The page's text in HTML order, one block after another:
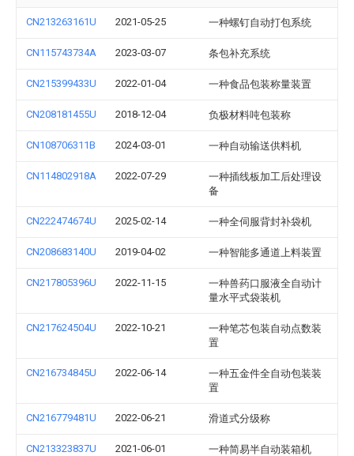
CN213263161U 2021-05-25 一种螺钉自动打包系统
CN115743734A 2023-03-07 条包补充系统
CN215399433U 2022-01-04 一种食品包装称量装置
CN208181455U 2018-12-04 负极材料吨包装称
CN108706311B 2024-03-01 一种自动输送供料机
CN114802918A 2022-07-29
一种插线板加工后处理设
备
CN222474674U 2025-02-14 一种全伺服背封补袋机
CN208683140U 2019-04-02 一种智能多通道上料装置
CN217805396U 2022-11-15
一种兽药口服液全自动计
量水平式袋装机
CN217624504U 2022-10-21
一种笔芯包装自动点数装
置
CN216734845U 2022-06-14
一种五金件全自动包装装
置
CN216779481U 2022-06-21 滑道式分级称
CN213323837U 2021-06-01 一种简易半自动装箱机